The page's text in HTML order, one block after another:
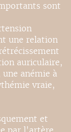
sont
une relation
auriculaire,
anémie à
vraie,
et